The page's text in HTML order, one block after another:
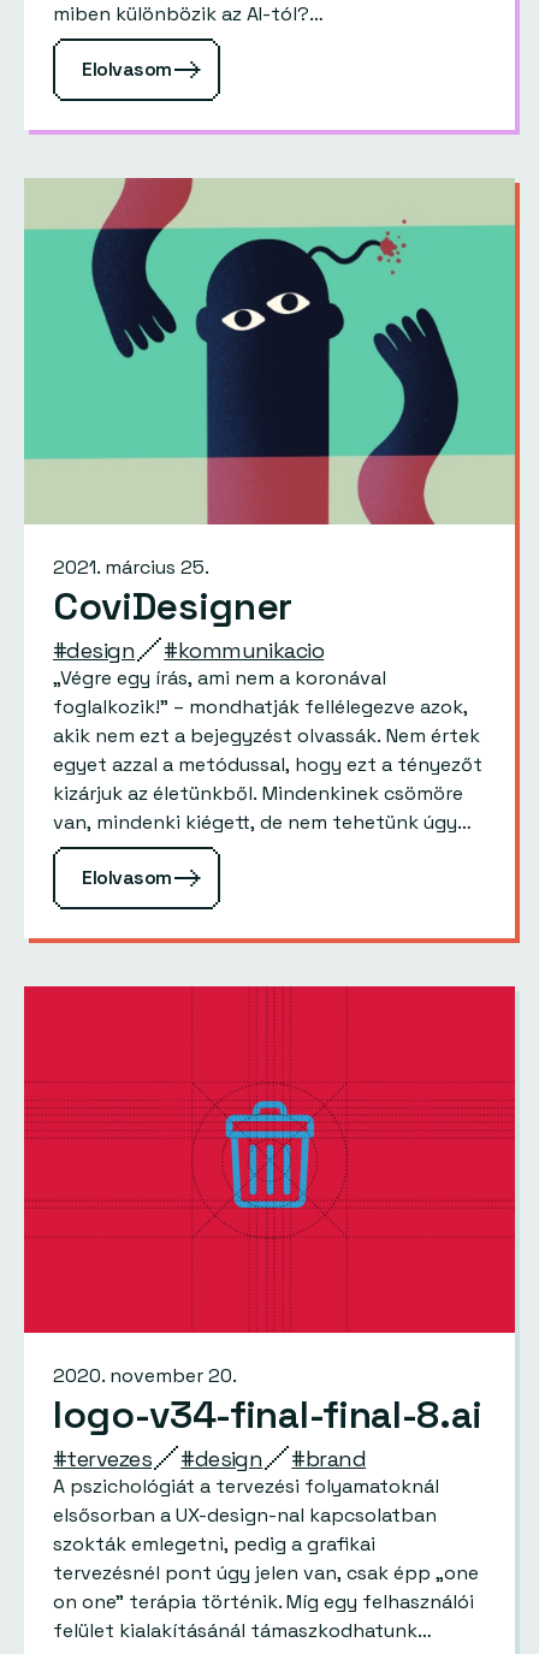
miben különbözik az AI-tól?…
Elolvasom
2021. március 25.
CoviDesigner
#design #kommunikacio
„Végre egy írás, ami nem a koronával
foglalkozik!” – mondhatják fellélegezve azok,
akik nem ezt a bejegyzést olvassák. Nem értek
egyet azzal a metódussal, hogy ezt a tényezőt
kizárjuk az életünkből. Mindenkinek csömöre
van, mindenki kiégett, de nem tehetünk úgy
mintha nem lenne. Olyan ez,…
Elolvasom
2020. november 20.
logo-v34-final-final-8.ai
#tervezes #design #brand
A pszichológiát a tervezési folyamatoknál
elsősorban a UX-design-nal kapcsolatban
szokták emlegetni, pedig a grafikai
tervezésnél pont úgy jelen van, csak épp „one
on one” terápia történik. Míg egy felhasználói
felület kialakításánál támaszkodhatunk